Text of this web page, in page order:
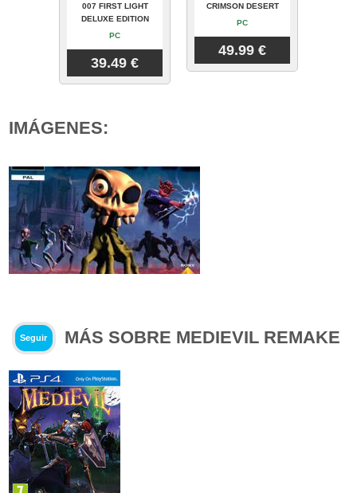
007 FIRST LIGHT
DELUXE EDITION
PC
39.49 €
CRIMSON DESERT
PC
49.99 €
IMÁGENES:
Seguir MÁS SOBRE MEDIEVIL REMAKE